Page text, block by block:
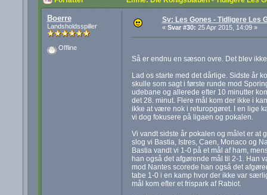
Boerre
Landsholdsspiller
Offline
Sv: Les Gones - Tidligere Les
« Svar #30: 25 Apr 2015, 14:09 »
Så er endnu en sæson ovre. Det blev
Lad os starte med det dårlige. Sidste år
skulle som sagt i første runde mod
udebane og allerede efter 10 minutter
det 28. minut. Flere mål kom der ikke i
ikke at være nok i returopgøret. I en lige
vi dog fokusere på ligaen og pokalen.
Vi vandt sidste år pokalen og målet er at
slog vi Bastia, Istres, Caen, Monaco og
Bastia vandt vi 1-0 på et mål af ham,
han også det afgørende mål til 2-1. Han
mod Nantes scorede han også det
tabe 1-0 i en kamp hvor der ikke var
mål kom efter et frispark af Rabiot.